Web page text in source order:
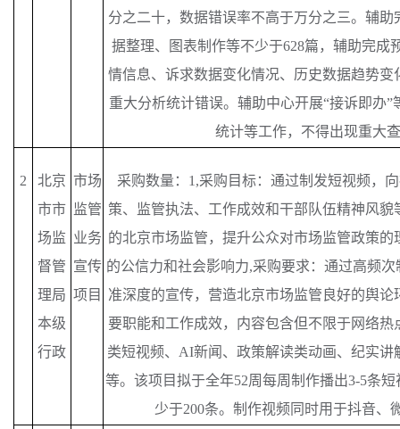
分之二十，数据错误率不高于万分之三。辅
据整理、图表制作等不少于628篇，辅助完成
情信息、诉求数据变化情况、历史数据趋势变
重大分析统计错误。辅助中心开展“接诉即办
统计等工作，不得出现重大
2
北京
市市
场监
督管
理局
本级
行政
市场
监管
业务
宣传
项目
采购数量： 1,采购目标：通过制发短视频，
策、监管执法、工作成效和干部队伍精神风
的北京市场监管，提升公众对市场监管政策
的公信力和社会影响力,采购要求：通过高频
准深度的宣传，营造北京市场监管良好的舆
要职能和工作成效，内容包含但不限于网络
类短视频、AI新闻、政策解读类动画、纪实
等。该项目拟于全年52周每周制作播出3-5条
少于200条。制作视频同时用于抖音、